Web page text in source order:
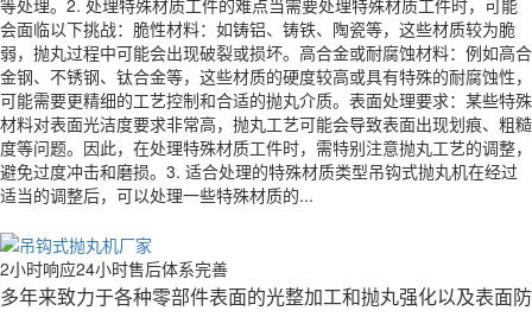
会面临以下挑战：脆性材料：如铸铝、铸铁、陶瓷等，这些材质较为脆
弱，抛丸过程中可能会出现破裂或损坏。高合金或耐腐蚀材料：例如高合
金钢、不锈钢、钛合金等，这些材质的硬度较高或具有特殊的耐腐蚀性，
可能需要更精细的工艺控制和合适的抛丸介质。表面处理要求：某些特殊
材料对表面光洁度要求非常高，抛丸工艺可能会导致表面出现划痕、粗糙
度等问题。因此，在处理特殊材质工件时，需特别注意抛丸工艺的调整，
避免过度冲击和磨损。3. 适合处理的特殊材质类型吊钩式抛丸机在经过
适当的调整后，可以处理一些特殊材质的...
2小时响应24小时售后体系完善
多年来致力于各种零部件表面的光整加工和抛丸强化以及表面防